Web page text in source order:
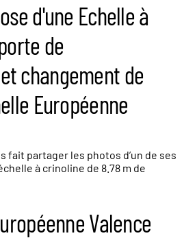
d'une Echelle à
de
changement de
Européenne
fait partager les photos d’un de ses
à crinoline de 8.78 m de
Valence